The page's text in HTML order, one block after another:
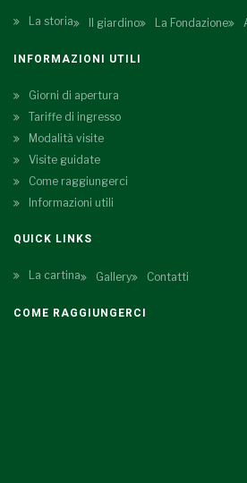
La storia Il giardino La Fondazione
INFORMAZIONI UTILI
Giorni di apertura
Tariffe di ingresso
Modalità visite
Visite guidate
Come raggiungerci
Informazioni utili
QUICK LINKS
La cartina Gallery Contatti
COME RAGGIUNGERCI